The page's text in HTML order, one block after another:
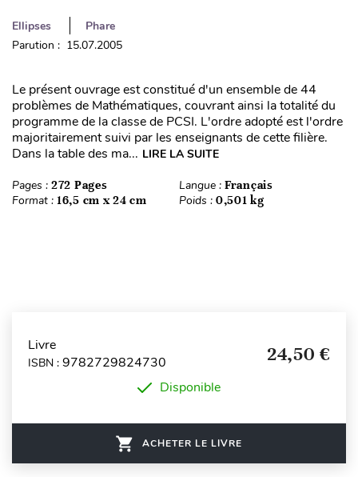
Ellipses
Phare
Parution : 15.07.2005
Le présent ouvrage est constitué d'un ensemble de 44
problèmes de Mathématiques, couvrant ainsi la totalité du
programme de la classe de PCSI. L'ordre adopté est l'ordre
majoritairement suivi par les enseignants de cette filière.
Dans la table des ma... LIRE LA SUITE
Pages : 272 Pages Langue : Français
Format : 16,5 cm x 24 cm Poids : 0,501 kg
Livre
ISBN : 9782729824730 24,50 €
Disponible
ACHETER LE LIVRE